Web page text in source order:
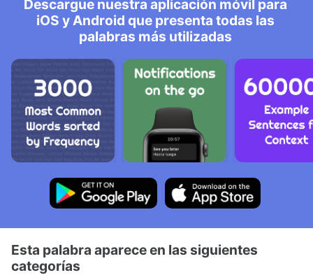
Descargue nuestra aplicación móvil para
iOS y Android que presenta todas las
palabras más utilizadas
Esta palabra aparece en las siguientes
categorías